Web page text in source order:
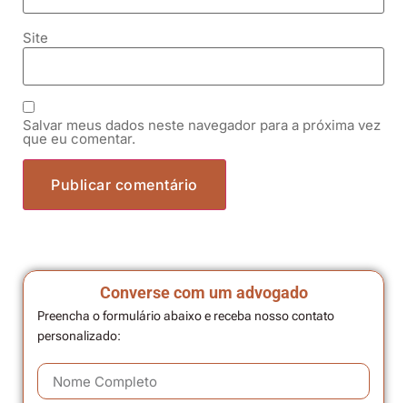
Site
Salvar meus dados neste navegador para a próxima vez
que eu comentar.
Converse com um advogado
Preencha o formulário abaixo e receba nosso contato
personalizado: